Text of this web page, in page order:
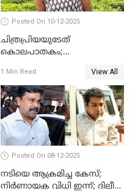
Posted On 10-12-2025
ചിത്രപ്രിയയുടേത്
കൊലപാതകം;
സമ്മതിച്ചെന്ന് പൊലീസ്
1 Min Read View All
Posted On 08-12-2025
നടിയെ ആക്രമിച്ച കേസ്;
നിർണായക വിധി ഇന്ന്; ദിലീപ്